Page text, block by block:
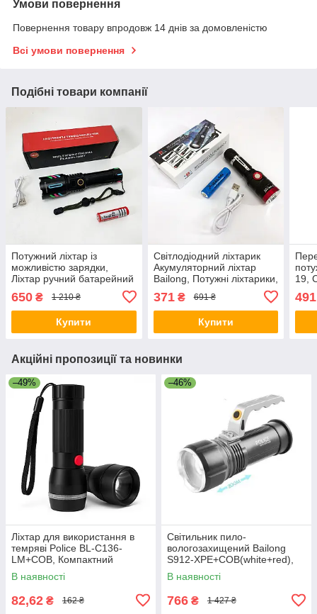
Умови повернення
Повернення товару впродовж 14 днів за домовленістю
Всі умови повернення
Подібні товари компанії
Потужний ліхтар із
можливістю зарядки,
Ліхтар ручний батарейний
Тактичний для армії IJ-31
650 ₴ 1 210 ₴
Купити
Світлодіодний ліхтарик
Акумуляторний ліхтар
Bailong, Потужні ліхтарики,
Фірмовий ручний ліхтар
RB-67
371₴ 691 ₴
Купити
19,
36
491
Акційні пропозиції та новинки
–49%
Ліхтар для використання в
темряві Police BL-C136-
LM+COB, Компактний
портативний ліхтар ZA-15
В наявності
82,62 ₴ 162 ₴
–46%
Світильник пило-
вологозахищений Bailong
S912-XPE+COB(white+red),
LED ліхтар потужний на
вулицю AT-82
В наявності
766 ₴ 1 427 ₴